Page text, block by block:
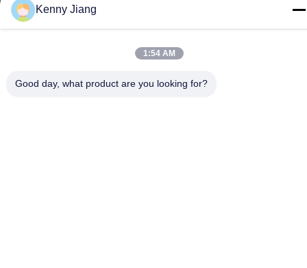
No. 72, Yongjun Road, villaggio Wufeng, città di Chongwu,
Quanzhou, Fujian, Cina
Kenny Jiang
1:54 AM
Good day, what product are you looking for?